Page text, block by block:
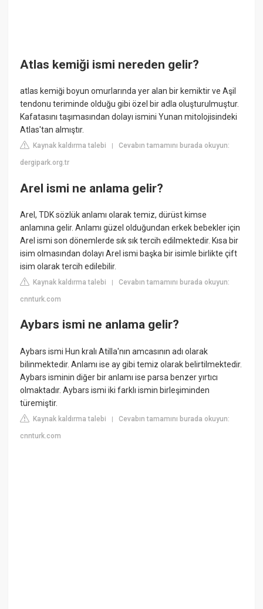
Atlas kemiği ismi nereden gelir?
atlas kemiği ​boyun omurlarında yer alan bir kemiktir ve Aşil
tendonu teriminde olduğu gibi özel bir adla oluşturulmuştur.
Kafatasını taşımasından dolayı ismini Yunan mitolojisindeki
Atlas'tan almıştır.
Kaynak kaldırma talebi |Cevabın tamamını burada okuyun:
dergipark.org.tr
Arel ismi ne anlama gelir?
Arel, TDK sözlük anlamı olarak temiz, dürüst kimse
anlamına gelir. Anlamı güzel olduğundan erkek bebekler için
Arel ismi son dönemlerde sık sık tercih edilmektedir. Kısa bir
isim olmasından dolayı Arel ismi başka bir isimle birlikte çift
isim olarak tercih edilebilir.
Kaynak kaldırma talebi |Cevabın tamamını burada okuyun:
cnnturk.com
Aybars ismi ne anlama gelir?
Aybars ismi Hun kralı Atilla'nın amcasının adı olarak
bilinmektedir. Anlamı ise ay gibi temiz olarak belirtilmektedir.
Aybars isminin diğer bir anlamı ise parsa benzer yırtıcı
olmaktadır. Aybars ismi iki farklı ismin birleşiminden
türemiştir.
Kaynak kaldırma talebi |Cevabın tamamını burada okuyun:
cnnturk.com